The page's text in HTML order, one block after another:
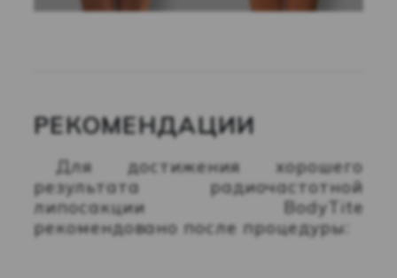
РЕКОМЕНДАЦИИ
Для достижения хорошего
результата радиочастотной
липосакции BodyTite
рекомендовано после процедуры: